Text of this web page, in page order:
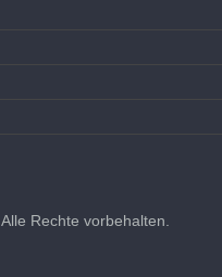
. Alle Rechte vorbehalten.